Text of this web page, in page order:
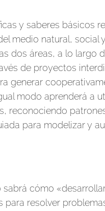
y saberes básicos
medio natural, social
dos áreas, a lo largo
de proyectos
generar
modo aprenderá a
reconociendo
para modelizar y
cómo
resolver